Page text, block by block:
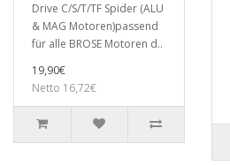
Drive C/S/T/TF Spider (ALU
& MAG Motoren)passend
für alle BROSE Motoren d..
19,90€
Netto 16,72€